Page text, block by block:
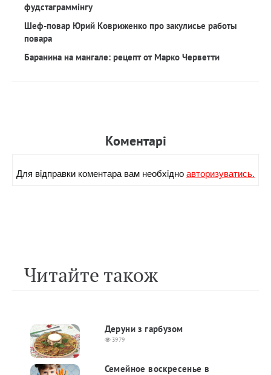
фудстаграммінгу
Шеф-повар Юрий Ковриженко про закулисье работы
повара
Баранина на мангале: рецепт от Марко Черветти
Коментарi
Для вiдправки коментара вам необхiдноавторизуватись.
Читайте також
Деруни з гарбузом
3979
Семейное воскресенье в